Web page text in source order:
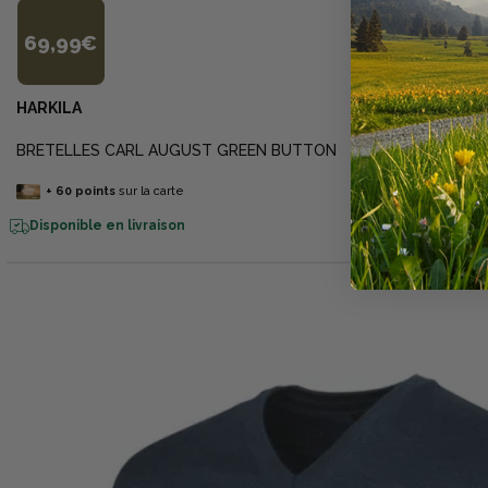
69,99€
HARKILA
BRETELLES CARL AUGUST GREEN BUTTON
+ 60pointssur la carte
Disponible en livraison